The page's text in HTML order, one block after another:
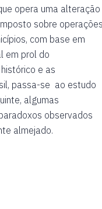
opera uma alteração
sobre operações
com base em
em prol do
e as
passa-se ao estudo
algumas
observados
almejado.